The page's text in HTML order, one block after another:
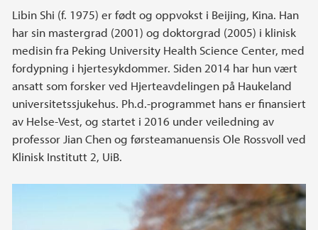
Libin Shi (f. 1975) er født og oppvokst i Beijing, Kina. Han
har sin mastergrad (2001) og doktorgrad (2005) i klinisk
medisin fra Peking University Health Science Center, med
fordypning i hjertesykdommer. Siden 2014 har hun vært
ansatt som forsker ved Hjerteavdelingen på Haukeland
universitetssjukehus. Ph.d.-programmet hans er finansiert
av Helse-Vest, og startet i 2016 under veiledning av
professor Jian Chen og førsteamanuensis Ole Rossvoll ved
Klinisk Institutt 2, UiB.